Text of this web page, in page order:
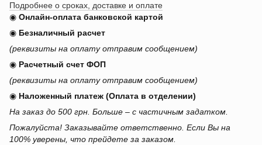
Подробнее о сроках, доставке и оплате
◉ Онлайн-оплата банковской картой
◉ Безналичный расчет
(реквизиты на оплату отправим сообщением)
◉ Расчетный счет ФОП
(реквизиты на оплату отправим сообщением)
◉ Наложенный платеж (Оплата в отделении)
На заказ до 500 грн. Больше – с частичным задатком.
Пожалуйста! Заказывайте ответственно. Если Вы на
100% уверены, что прейдете за заказом.